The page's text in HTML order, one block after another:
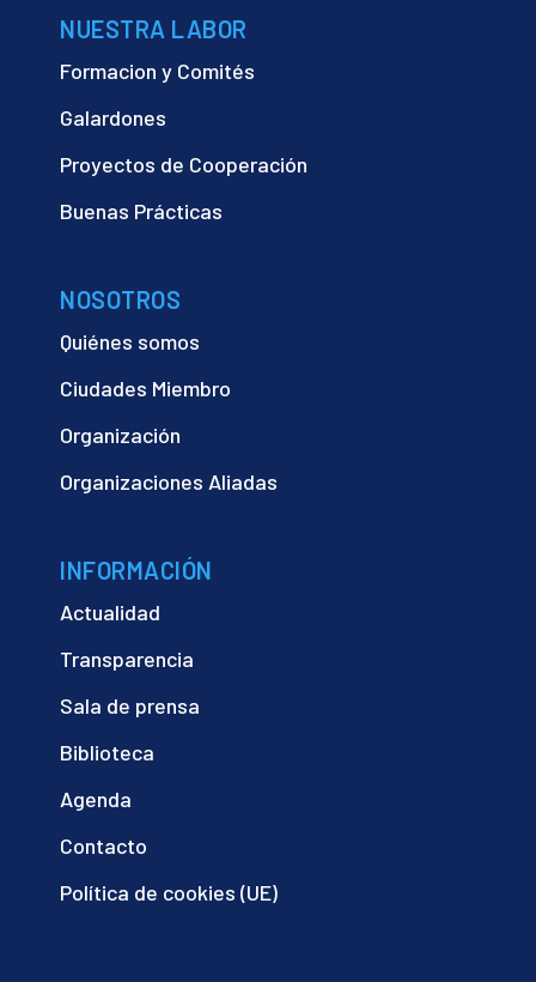
NUESTRA LABOR
Formacion y Comités
Galardones
Proyectos de Cooperación
Buenas Prácticas
NOSOTROS
Quiénes somos
Ciudades Miembro
Organización
Organizaciones Aliadas
INFORMACIÓN
Actualidad
Transparencia
Sala de prensa
Biblioteca
Agenda
Contacto
Política de cookies (UE)